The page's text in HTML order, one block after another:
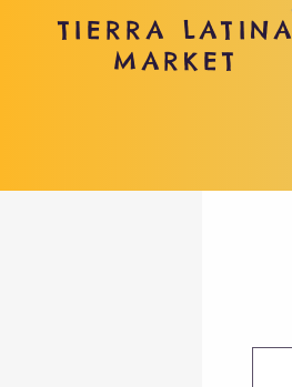
TIERRA LATINA
MARKET